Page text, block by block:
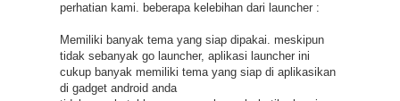
perhatian kami. beberapa kelebihan dari launcher :
Memiliki banyak tema yang siap dipakai. meskipun
tidak sebanyak go launcher, aplikasi launcher ini
cukup banyak memiliki tema yang siap di aplikasikan
di gadget android anda